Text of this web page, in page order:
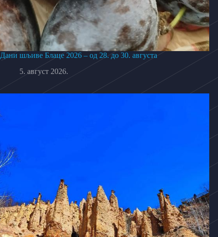
Дани шљиве Блаце 2026 – од 28. до 30. августа
5. август 2026.